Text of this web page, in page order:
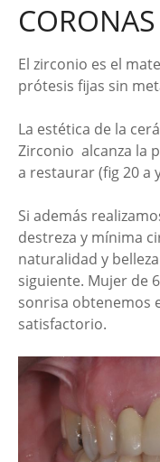
El zirconio es el
prótesis fijas sin
La estética de la
Zirconio alcanza la
a restaurar (fig 20 a
Si además
destreza y mínima
naturalidad y
siguiente. Mujer de
sonrisa obtenemos
satisfactorio.